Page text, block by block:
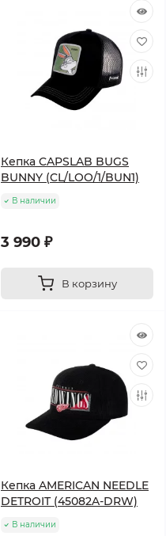
Кепка CAPSLAB BUGS
BUNNY (CL/LOO/1/BUN1)
В наличии
3 990 ₽
В корзину
Кепка AMERICAN NEEDLE
DETROIT (45082A-DRW)
В наличии